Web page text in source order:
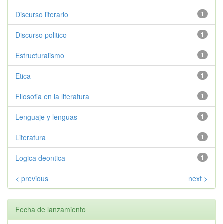
1
Discurso literario
1
Discurso politico
1
Estructuralismo
1
Etica
1
Filosofia en la literatura
1
Lenguaje y lenguas
1
Literatura
1
Logica deontica
< previous next >
Fecha de lanzamiento